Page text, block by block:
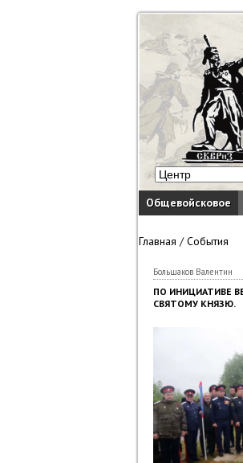
Общевойсковое
Главная /События
Большаков Валентин
ПО ИНИЦИАТИВЕ
СВЯТОМУ КНЯЗЮ.